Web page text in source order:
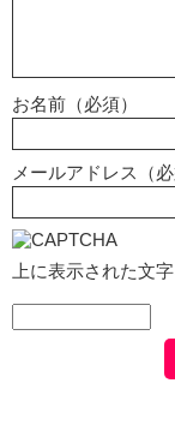
お名前（必須）
メールアドレス（
上に表示された文